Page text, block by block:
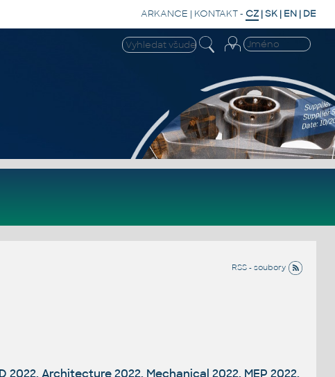
ARKANCE | KONTAKT- CZ |SK | EN | DE
RSS - soubory
2022, Architecture 2022, Mechanical 2022, MEP 2022,